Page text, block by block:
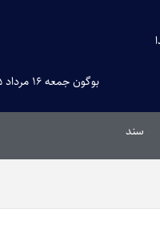
بوگون جمعه ۱۶ مرداد ۱۴۰۵
سند